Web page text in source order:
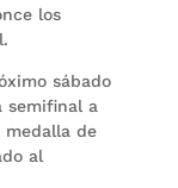
los
sábado
semifinal a
medalla de
al